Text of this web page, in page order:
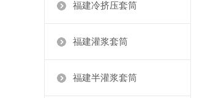
福建冷挤压套筒
福建灌浆套筒
福建半灌浆套筒